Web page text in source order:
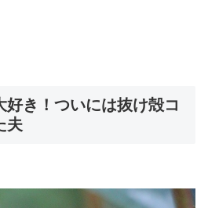
好き！ついには抜け殻コ
夫